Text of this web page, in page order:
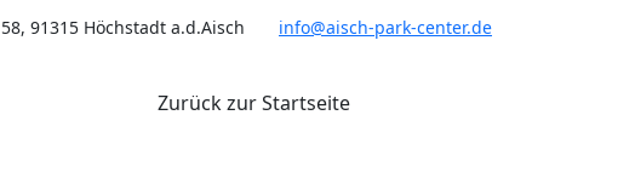
91315 Höchstadt a.d.Aisch info@aisch-park-center.de
Zurück zur Startseite